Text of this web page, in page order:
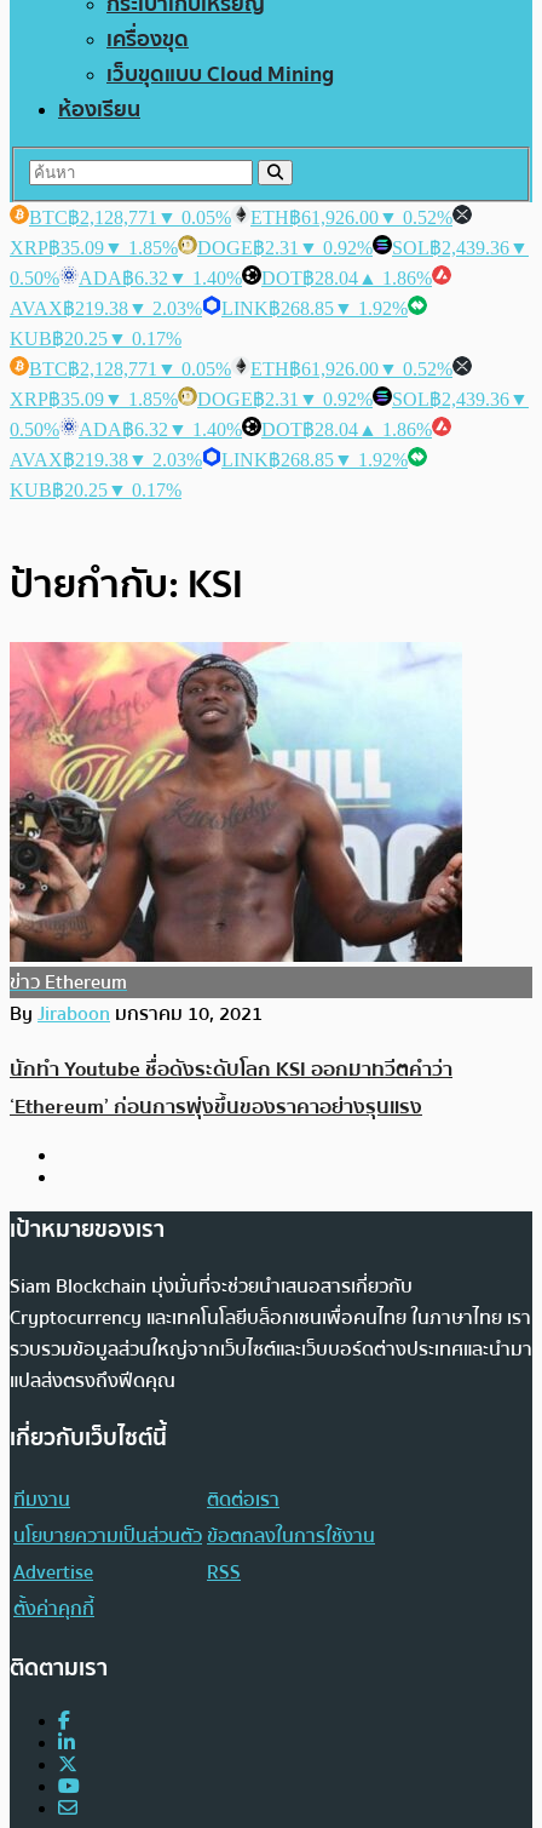
เครื่องขุด
เว็บขุดแบบ Cloud Mining
ห้องเรียน
BTC฿2,128,771 ▼ 0.05% ETH฿61,926.00▼ 0.52%
XRP฿35.09▼ 1.85% DOGE฿2.31 ▼ 0.92% SOL฿2,439.36▼
0.50%
ADA฿6.32 ▼ 1.40% DOT฿28.04 ▲ 1.86%
AVAX฿219.38▼ 2.03% LINK฿268.85▼ 1.92%
KUB฿20.25▼ 0.17%
BTC฿2,128,771 ▼ 0.05% ETH฿61,926.00▼ 0.52%
XRP฿35.09▼ 1.85% DOGE฿2.31 ▼ 0.92% SOL฿2,439.36▼
0.50%
ADA฿6.32 ▼ 1.40% DOT฿28.04 ▲ 1.86%
AVAX฿219.38▼ 2.03% LINK฿268.85▼ 1.92%
KUB฿20.25▼ 0.17%
ป้ายกำกับ: KSI
ข่าว Ethereum
ByJiraboonมกราคม 10, 2021
นักทำ Youtube ชื่อดังระดับโลก KSI ออกมาทวีตคำว่า
‘Ethereum’ ก่อนการพุ่งขึ้นของราคาอย่างรุนแรง
เป้าหมายของเรา
Siam Blockchain มุ่งมั่นที่จะช่วยนำเสนอสารเกี่ยวกับ
Cryptocurrency และเทคโนโลยีบล็อกเชนเพื่อคนไทย ในภาษาไทย เรา
รวบรวมข้อมูลส่วนใหญ่จากเว็บไซต์และเว็บบอร์ดต่างประเทศและนำมา
แปลส่งตรงถึงฟีดคุณ
เกี่ยวกับเว็บไซต์นี้
ทีมงาน
ติดต่อเรา
นโยบายความเป็นส่วนตัวข้อตกลงในการใช้งาน
Advertise
RSS
ตั้งค่าคุกกี้
ติดตามเรา